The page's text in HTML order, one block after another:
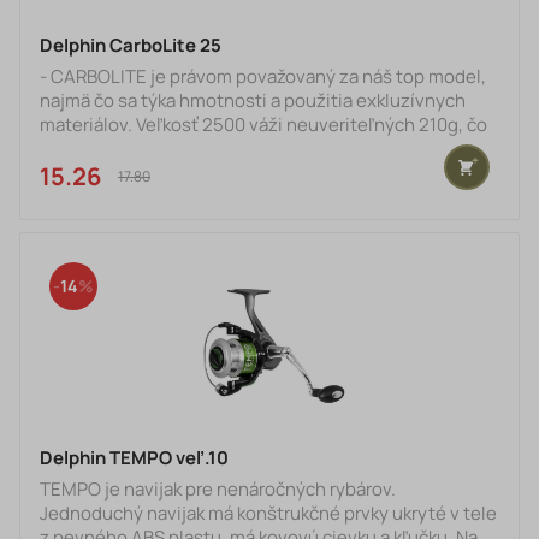
Delphin CarboLite 25
- CARBOLITE je právom považovaný za náš top model,
najmä čo sa týka hmotnosti a použitia exkluzívnych
materiálov. Veľkosť 2500 váži neuveriteľných 210g, čo
navijaku. Je skrátka ako pierko a ak ho skombinujete s
nejakým ľahkým prútom, pri celodennom love si ani
mechanizmus, ktorý ponúka ideálny prevod 5.1:1. O
hladký chod sa stará
15.26 €17.80 €
14
Delphin TEMPO veľ.10
TEMPO je navijak pre nenáročných rybárov.
Jednoduchý navijak má konštrukčné prvky ukryté v tele